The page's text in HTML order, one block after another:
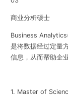
商业分析硕士
Business
是将数据经过定量
信息，从而帮助企
1. Master of